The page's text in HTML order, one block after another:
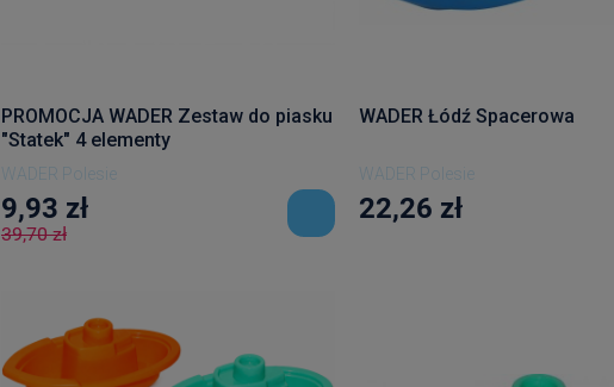
PROMOCJA WADER Zestaw do piasku
"Statek" 4 elementy
WADER Polesie
9,93 zł
39,70 zł
WADER Łódź Spacerowa
WADER Polesie
22,26 zł